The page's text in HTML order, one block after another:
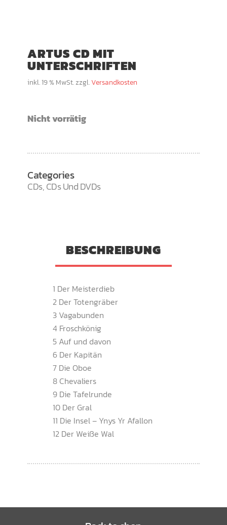
ARTUS CD MIT
UNTERSCHRIFTEN
inkl. 19 % MwSt.zzgl.Versandkosten
Nicht vorrätig
Categories
CDs,CDs Und DVDs
BESCHREIBUNG
1 Der Meisterdieb
2 Der Totengräber
3 Vagabunden
4 Froschkönig
5 Auf und davon
6 Der Kapitän
7 Die Oboe
8 Chevaliers
9 Die Tafelrunde
10 Der Gral
11 Die Insel – Ynys Yr Afallon
12 Der Weiße Wal